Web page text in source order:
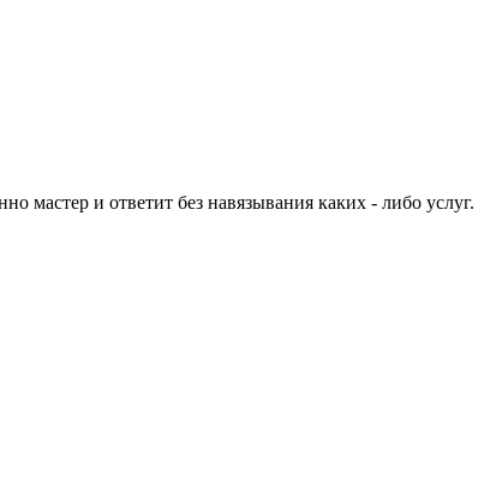
мастер и ответит без навязывания каких - либо услуг.